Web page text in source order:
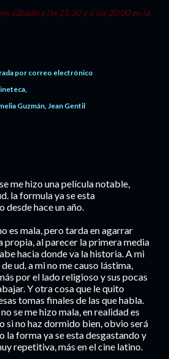
sábado a las 15:30 y a las 20:00 en la
por correo electrónico
Guzmán Jean Gentil
me hizo una película notable,
la formula ya se esta
desde hace un año.
es mala, pero tarda en agarrar
propia, al parecer la primera media
hacia donde va la historia. A mi
ud. a mi no me causo lástima,
por el lado religioso y sus pocas
Y otra cosa que le quito
tomas finales de las que habla.
se me hizo mala, en realidad es
si no haz dormido bien, obvio será
la forma ya se esta desgastando y
repetitiva, más en el cine latino.